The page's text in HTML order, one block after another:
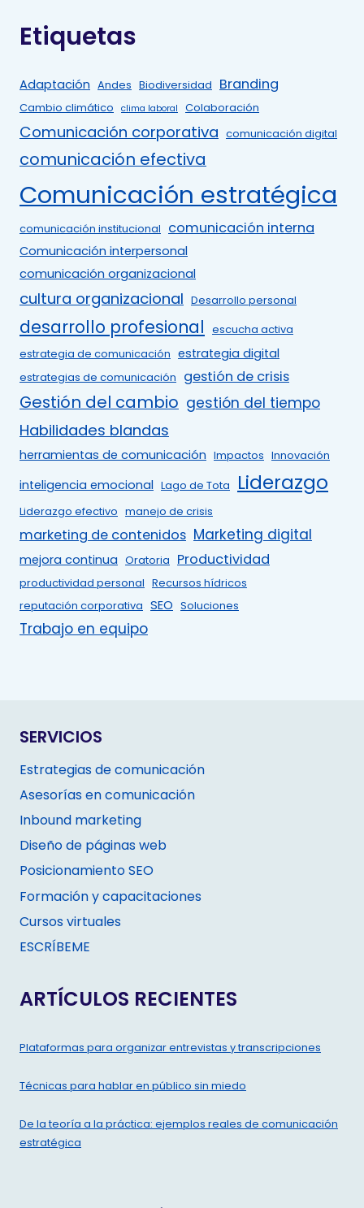
Etiquetas
Adaptación Andes Biodiversidad Branding
Cambio climático clima laboral Colaboración
Comunicación corporativa comunicación digital
comunicación efectiva
Comunicación estratégica
comunicación institucional comunicación interna
Comunicación interpersonal
comunicación organizacional
cultura organizacional Desarrollo personal
desarrollo profesional escucha activa
estrategia de comunicación estrategia digital
estrategias de comunicación gestión de crisis
Gestión del cambio gestión del tiempo
Habilidades blandas
herramientas de comunicación Impactos Innovación
inteligencia emocional Lago de Tota Liderazgo
Liderazgo efectivo manejo de crisis
marketing de contenidos Marketing digital
mejora continua Oratoria Productividad
productividad personal Recursos hídricos
reputación corporativa SEO Soluciones
Trabajo en equipo
SERVICIOS
Estrategias de comunicación
Asesorías en comunicación
Inbound marketing
Diseño de páginas web
Posicionamiento SEO
Formación y capacitaciones
Cursos virtuales
ESCRÍBEME
ARTÍCULOS RECIENTES
Plataformas para organizar entrevistas y transcripciones
Técnicas para hablar en público sin miedo
De la teoría a la práctica: ejemplos reales de comunicación
estratégica